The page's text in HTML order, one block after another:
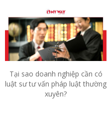
Tại sao doanh nghiệp cần có
luật sư tư vấn pháp luật thường
xuyên?